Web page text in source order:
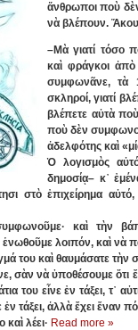
ἄνθρωποι ποὺ
νὰ βλέπουν.
–Mὰ γιατί τόσο
καὶ φράγκοι
συμφωνᾶνε, τὰ
σκληροί, γιατί
βλέπετε αὐτὰ
ποὺ δὲν
ἀδελφότης καὶ
Ὁ λογισμὸς
δημοσίᾳ– κ᾽
στὸ ἐπιχείρημα
καὶ τὴν
λοιπόν, καὶ νὰ
του καὶ θαυμάσατε τὴν
σὰν νὰ ὑποθέσουμε ὅτι
εἶνε ἐν τάξει, τ᾽
ἐν τάξει, ἀλλὰ ἔχει ἕναν
λέει· Read more »